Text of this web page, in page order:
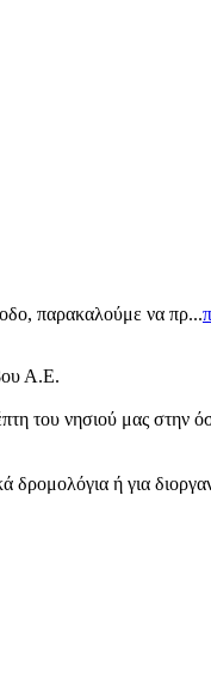
παρακαλούμε να πρ...
Α.Ε.
του νησιού μας στην
δρομολόγια ή για